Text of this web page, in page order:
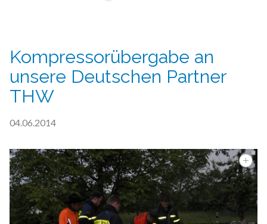
Kompressorübergabe an
unsere Deutschen Partner
THW
04.06.2014